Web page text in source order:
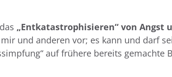
„Entkatastrophisieren“ von Angst
und anderen vor; es kann und darf
auf frühere bereits gemachte